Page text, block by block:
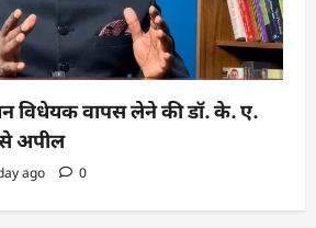
विधेयक वापस लेने की डॉ. के. ए.
से अपील
ago 0